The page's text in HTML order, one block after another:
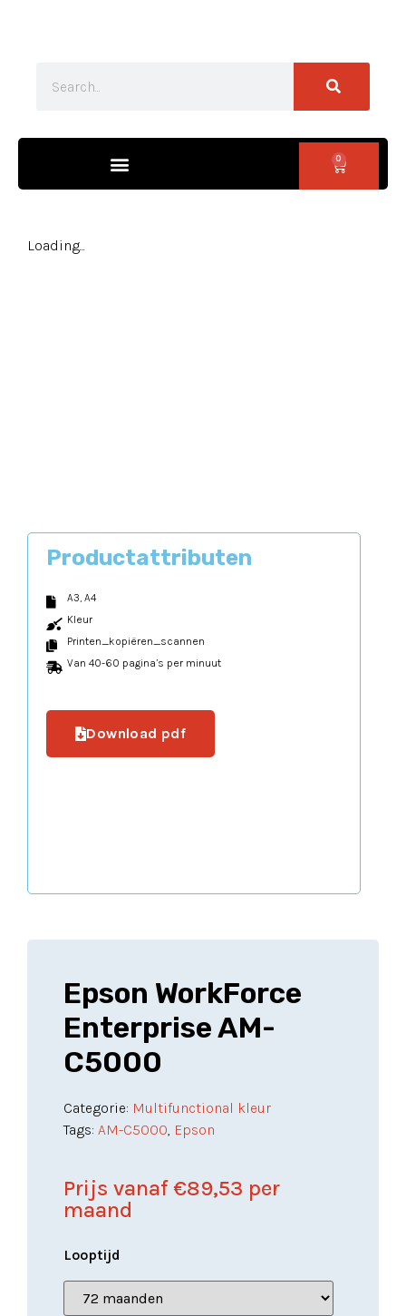
0
Loading...
Productattributen
A3, A4
Kleur
Printen_kopiëren_scannen
Van 40-60 pagina’s per minuut
Download pdf
Epson WorkForce
Enterprise AM-
C5000
Categorie: Multifunctional kleur
Tags: AM-C5000, Epson
Prijs vanaf €89,53 per
maand
Looptijd